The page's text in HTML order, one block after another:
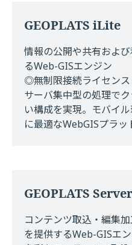
GEOPLATS iLite
情報の公開や共有およ
るWeb-GISエンジン
◎無制限接続ライセンス
サーバ集中型の処理で
い構成を実現。モバイ
に最適なWebGISプラッ
GEOPLATS Server
コンテンツ取込・編集
を提供するWeb-GISエ